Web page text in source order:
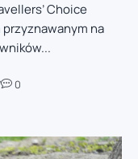
Choice
na
0